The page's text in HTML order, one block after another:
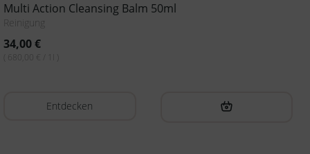
Multi Action Cleansing Balm 50ml
Reinigung
34,00€
( 680,00 € / 1l )
Entdecken